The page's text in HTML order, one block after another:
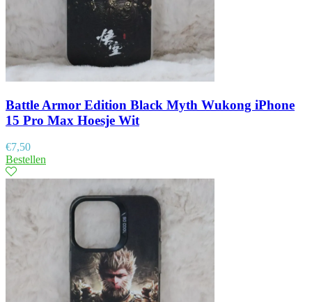
Battle Armor Edition Black Myth Wukong iPhone
15 Pro Max Hoesje Wit
€7,50
Bestellen